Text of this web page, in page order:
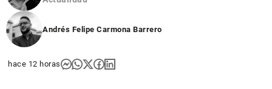
Andrés Felipe Carmona Barrero
hace 12 horas